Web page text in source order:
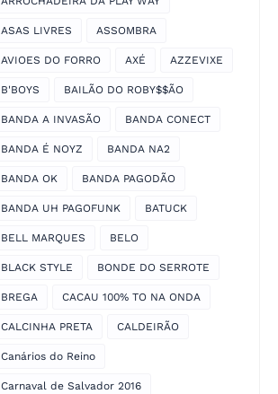
ASAS LIVRES ASSOMBRA
AVIOES DO FORRO AXÉ AZZEVIXE
B'BOYS BAILÃO DO ROBY$$ÃO
BANDA A INVASÃO BANDA CONECT
BANDA É NOYZ BANDA NA2
BANDA OK BANDA PAGODÃO
BANDA UH PAGOFUNK BATUCK
BELL MARQUES BELO
BLACK STYLE BONDE DO SERROTE
BREGA CACAU 100% TO NA ONDA
CALCINHA PRETA CALDEIRÃO
Canários do Reino
Carnaval de Salvador 2016